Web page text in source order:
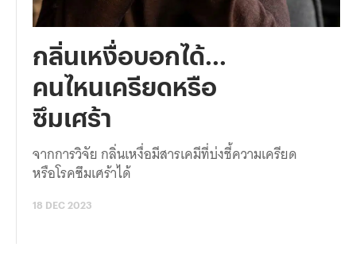
กลิ่นเหงื่อบอกได้...
คนไหนเครียดหรือ
ซึมเศร้า
จากการวิจัย กลิ่นเหงื่อมีสารเคมีที่บ่งชี้ความเครียด
หรือโรคซึมเศร้าได้
18 DEC 2023